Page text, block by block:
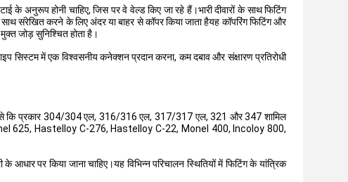
के अनुरूप होनी चाहिए, जिस पर वे वेल्ड किए जा रहे हैं।भारी दीवारों के साथ फिटिंग
संरेखित करने के लिए अंदर या बाहर से कॉपर किया जाता हैयह कॉपरिंग फिटिंग और
जोड़ सुनिश्चित होता है।
सिस्टम में एक विश्वसनीय कनेक्शन प्रदान करना, कम दबाव और संक्षारण प्रतिरोधी
कि प्रकार 304/304 एल, 316/316 एल, 317/317 एल, 321 और 347 शामिल
625, Hastelloy C-276, Hastelloy C-22, Monel 400, Incoloy 800,
आधार पर किया जाना चाहिए।यह विभिन्न परिचालन स्थितियों में फिटिंग के यांत्रिक